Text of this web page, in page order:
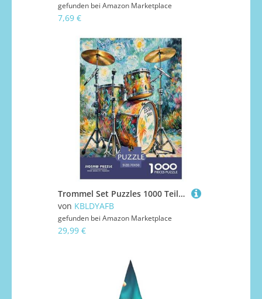
gefunden bei Amazon Marketplace
7,69 €
Trommel Set Puzzles 1000 Teile Schwer Puzzle Spielzeug Pädagogisches Spiel Impossible Herausforderung Spielzeug Für Erwachsene Und Kinder in Bewährter 70x50cm/1000pcs
von KBLDYAFB
gefunden bei Amazon Marketplace
29,99 €